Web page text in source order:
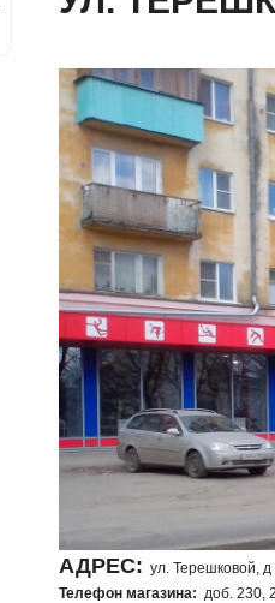
АДРЕС: ул. Терешковой, д
Телефон магазина: доб. 230,